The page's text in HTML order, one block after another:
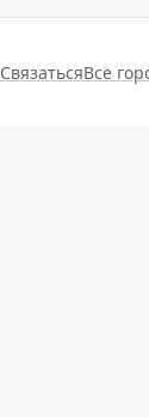
СвязатьсяВсе